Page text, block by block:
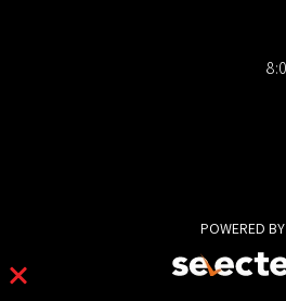
POWERED BY